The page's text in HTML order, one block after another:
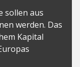
sollen aus
werden. Das
Kapital